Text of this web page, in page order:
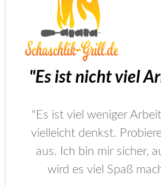
"​Es ist nicht viel
"Es ist viel weniger
vielleicht denkst.
aus. Ich bin mir sicher,
wird es viel Spaß